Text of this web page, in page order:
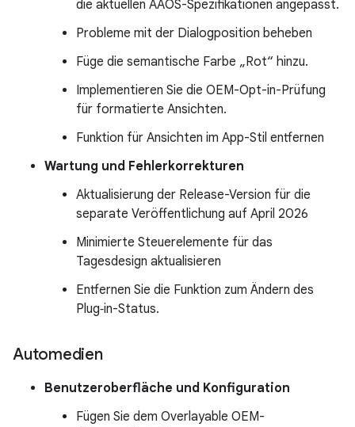
die aktuellen AAOS-Spezifikationen angepasst.
Probleme mit der Dialogposition beheben
Füge die semantische Farbe „Rot“ hinzu.
Implementieren Sie die OEM-Opt-in-Prüfung
für formatierte Ansichten.
Funktion für Ansichten im App-Stil entfernen
Wartung und Fehlerkorrekturen
Aktualisierung der Release-Version für die
separate Veröffentlichung auf April 2026
Minimierte Steuerelemente für das
Tagesdesign aktualisieren
Entfernen Sie die Funktion zum Ändern des
Plug‑in-Status.
Automedien
Benutzeroberfläche und Konfiguration
Fügen Sie dem Overlayable OEM-